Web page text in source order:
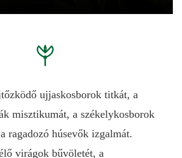
ujjaskosborok titkát, a
misztikumát, a székelykosborok
ragadozó húsevők izgalmát.
virágok bűvöletét, a